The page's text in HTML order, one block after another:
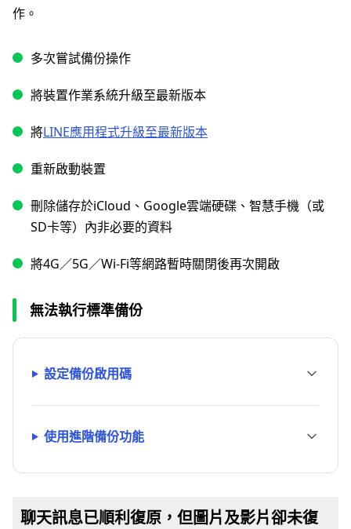
作。
多次嘗試備份操作
將裝置作業系統升級至最新版本
將LINE應用程式升級至最新版本
重新啟動裝置
刪除儲存於iCloud、Google雲端硬碟、智慧手機（或
SD卡等）內非必要的資料
將4G／5G／Wi-Fi等網路暫時關閉後再次開啟
無法執行標準備份
設定備份啟用碼
使用進階備份功能
聊天訊息已順利復原，但圖片及影片卻未復